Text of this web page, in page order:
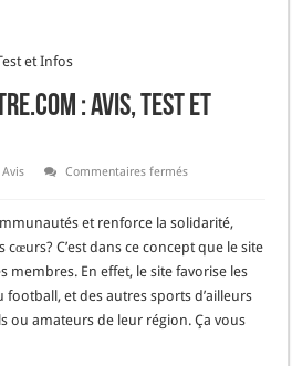
et Infos
: Avis, Test et
Avis Commentaires ferméssur
:
Avis,
Test
et
Infos
et renforce la solidarité,
C’est dans ce concept que le site
membres. En effet, le site favorise les
et des autres sports d’ailleurs
ou amateurs de leur région. Ça vous